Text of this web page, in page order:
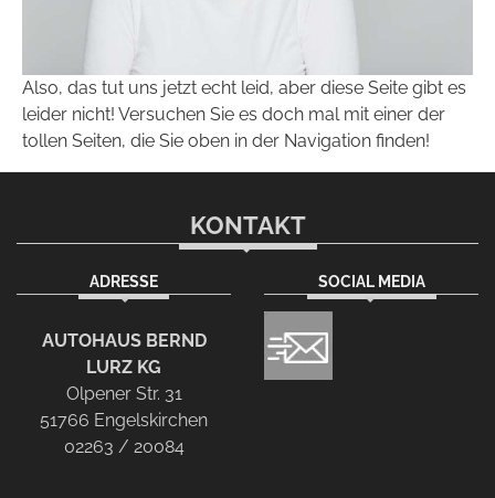
Also, das tut uns jetzt echt leid, aber diese Seite gibt es
leider nicht! Versuchen Sie es doch mal mit einer der
tollen Seiten, die Sie oben in der Navigation finden!
KONTAKT
ADRESSE
AUTOHAUS BERND
LURZ KG
Olpener Str. 31
51766 Engelskirchen
02263 / 20084
SOCIAL MEDIA